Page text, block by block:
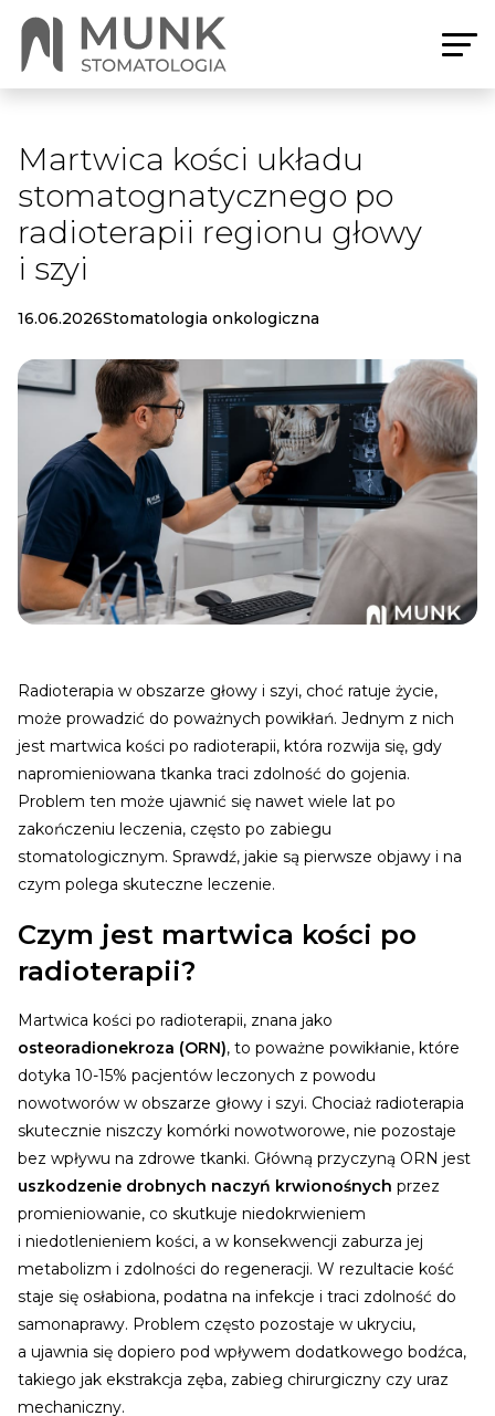
Martwica kości układu
stomatognatycznego po
radioterapii regionu głowy
i szyi
16.06.2026Stomatologia onkologiczna
Radioterapia w obszarze głowy i szyi, choć ratuje życie,
może prowadzić do poważnych powikłań. Jednym z nich
jest martwica kości po radioterapii, która rozwija się, gdy
napromieniowana tkanka traci zdolność do gojenia.
Problem ten może ujawnić się nawet wiele lat po
zakończeniu leczenia, często po zabiegu
stomatologicznym. Sprawdź, jakie są pierwsze objawy i na
czym polega skuteczne leczenie.
Czym jest martwica kości po
radioterapii?
Martwica kości po radioterapii, znana jako
osteoradionekroza (ORN), to poważne powikłanie, które
dotyka 10-15% pacjentów leczonych z powodu
nowotworów w obszarze głowy i szyi. Chociaż radioterapia
skutecznie niszczy komórki nowotworowe, nie pozostaje
bez wpływu na zdrowe tkanki. Główną przyczyną ORN jest
uszkodzenie drobnych naczyń krwionośnych przez
promieniowanie, co skutkuje niedokrwieniem
i niedotlenieniem kości, a w konsekwencji zaburza jej
metabolizm i zdolności do regeneracji. W rezultacie kość
staje się osłabiona, podatna na infekcje i traci zdolność do
samonaprawy. Problem często pozostaje w ukryciu,
a ujawnia się dopiero pod wpływem dodatkowego bodźca,
takiego jak ekstrakcja zęba, zabieg chirurgiczny czy uraz
mechaniczny.